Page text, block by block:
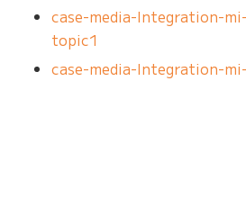
case-media-Integration-
topic1
case-media-Integration-